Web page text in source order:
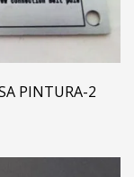
PINTURA-2